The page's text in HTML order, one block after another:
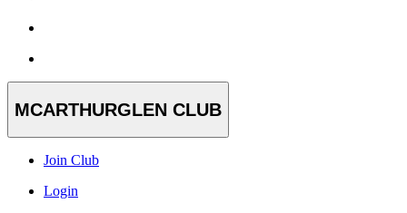
MCARTHURGLEN CLUB
Join Club
Login